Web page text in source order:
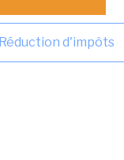
Réduction d'impôts